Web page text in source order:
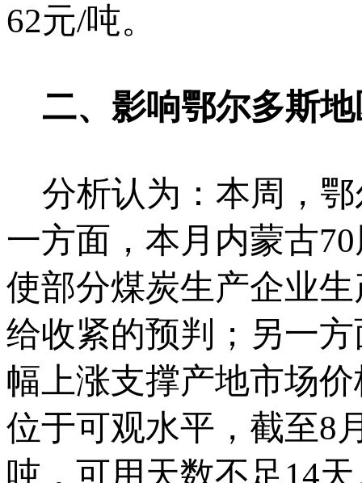
62元/吨。
二、影响鄂尔多斯地
分析认为：本周，鄂
一方面，本月内蒙古
使部分煤炭生产企业
给收紧的预判；另一
幅上涨支撑产地市场
位于可观水平，截至8
吨，可用天数不足14